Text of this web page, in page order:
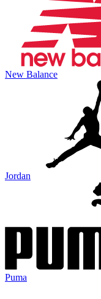
New Balance
Jordan
Puma